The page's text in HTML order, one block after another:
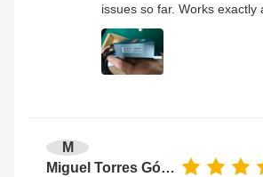
issues so far. Works exactly
M
Miguel Torres Gómez